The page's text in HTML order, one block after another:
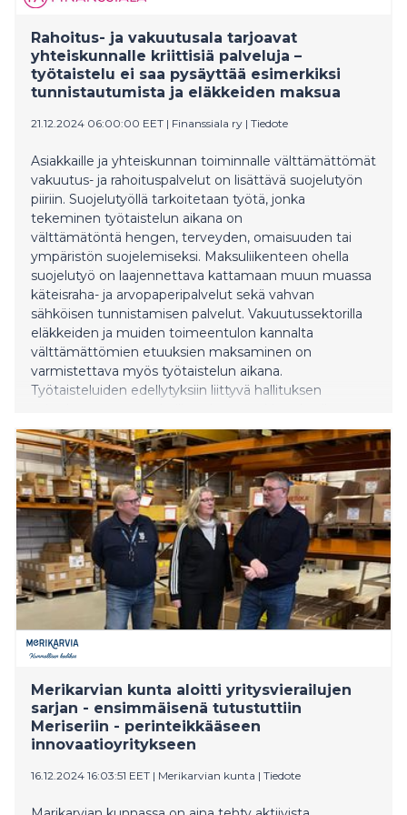
Rahoitus- ja vakuutusala tarjoavat
yhteiskunnalle kriittisiä palveluja –
työtaistelu ei saa pysäyttää esimerkiksi
tunnistautumista ja eläkkeiden maksua
21.12.2024 06:00:00 EET | Finanssiala ry | Tiedote
Asiakkaille ja yhteiskunnan toiminnalle välttämättömät
vakuutus- ja rahoituspalvelut on lisättävä suojelutyön
piiriin. Suojelutyöllä tarkoitetaan työtä, jonka
tekeminen työtaistelun aikana on
välttämätöntä hengen, terveyden, omaisuuden tai
ympäristön suojelemiseksi. Maksuliikenteen ohella
suojelutyö on laajennettava kattamaan muun muassa
käteisraha- ja arvopaperipalvelut sekä vahvan
sähköisen tunnistamisen palvelut. Vakuutussektorilla
eläkkeiden ja muiden toimeentulon kannalta
välttämättömien etuuksien maksaminen on
varmistettava myös työtaistelun aikana.
Työtaisteluiden edellytyksiin liittyvä hallituksen
Eduskunta on edellyttänyt valtioneuvostolta selvitystä,
kuinka suojelutyötä kehitetään ja miten suojelutyön
järjestäminen turvataan ristiriitatilanteissa.
Merikarvian kunta aloitti yritysvierailujen
sarjan - ensimmäisenä tutustuttiin
Meriseriin - perinteikkääseen
innovaatioyritykseen
16.12.2024 16:03:51 EET | Merikarvian kunta | Tiedote